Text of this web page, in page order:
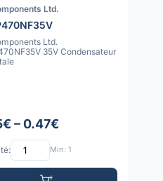
Ltd.
Ltd.
35V Condensateur
– 0.47€
Min: 1